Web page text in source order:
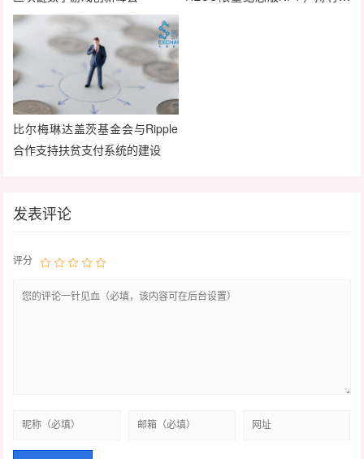
比尔梅琳达盖茨基金会与Ripple
合作支持扶贫支付系统的建设
发表评论
评分